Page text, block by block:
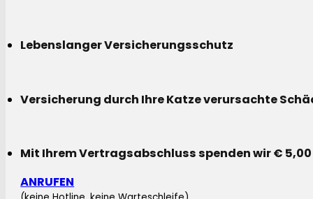
Lebenslanger Versicherungsschutz
Versicherung durch Ihre Katze verursachte
Mit Ihrem Vertragsabschluss spenden wir €
ANRUFEN